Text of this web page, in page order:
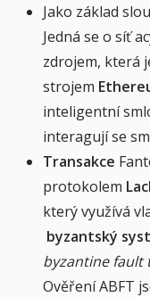
Jako základ
Jedná se o síť
zdrojem, která
strojem
inteligentní
interagují se
Transakce
protokolem
který využívá
byzantský
byzantine fault
Ověření ABFT